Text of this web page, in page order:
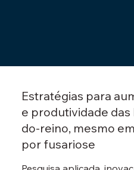
Estratégias para
e produtividade
do-reino, mesmo
por fusariose